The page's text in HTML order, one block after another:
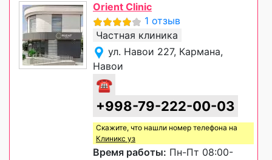
Orient Clinic
1 отзыв
Частная клиника
ул. Навои 227, Кармана,
Навои
☎
+998-79-222-00-03
Скажите, что нашли номер телефона на
Клиникс уз
Время работы: Пн-Пт 08:00-